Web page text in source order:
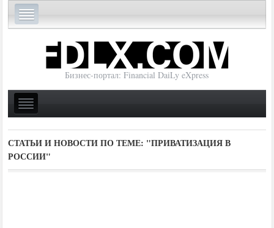
Бизнес-портал: Financial DaiLy eXpress
СТАТЬИ И НОВОСТИ ПО ТЕМЕ: "ПРИВАТИЗАЦИЯ В
РОССИИ"